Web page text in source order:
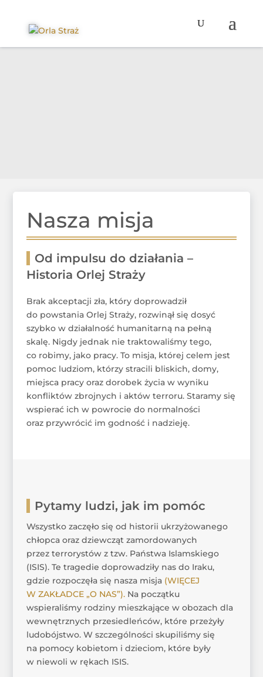
Nasza misja
Od impulsu do działania –
Historia Orlej Straży
Brak akceptacji zła, który doprowadził
do powstania Orlej Straży, rozwinął się dosyć
szybko w działalność humanitarną na pełną
skalę. Nigdy jednak nie traktowaliśmy tego,
co robimy, jako pracy. To misja, której celem jest
pomoc ludziom, którzy stracili bliskich, domy,
miejsca pracy oraz dorobek życia w wyniku
konfliktów zbrojnych i aktów terroru. Staramy się
wspierać ich w powrocie do normalności
oraz przywrócić im godność i nadzieję.
Pytamy ludzi, jak im pomóc
Wszystko zaczęło się od historii ukrzyżowanego
chłopca oraz dziewcząt zamordowanych
przez terrorystów z tzw. Państwa Islamskiego
(ISIS). Te tragedie doprowadziły nas do Iraku,
gdzie rozpoczęła się nasza misja (WIĘCEJ
W ZAKŁADCE „O NAS”).Na początku
wspieraliśmy rodziny mieszkające w obozach dla
wewnętrznych przesiedleńców, które przeżyły
ludobójstwo. W szczególności skupiliśmy się
na pomocy kobietom i dzieciom, które były
w niewoli w rękach ISIS.